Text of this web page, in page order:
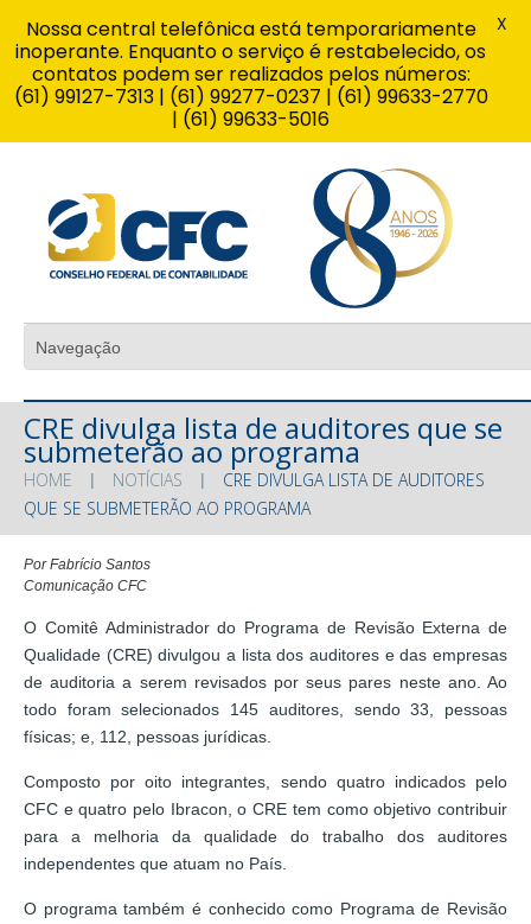
CRE divulga lista de auditores que se
submeterão ao programa
HOME NOTÍCIAS
CRE DIVULGA LISTA DE AUDITORES
QUE SE SUBMETERÃO AO PROGRAMA
Por Fabrício Santos
Comunicação CFC
O Comitê Administrador do Programa de Revisão Externa de
Qualidade (CRE) divulgou a lista dos auditores e das empresas
de auditoria a serem revisados por seus pares neste ano. Ao
todo foram selecionados 145 auditores, sendo 33, pessoas
físicas; e, 112, pessoas jurídicas.
Composto por oito integrantes, sendo quatro indicados pelo
CFC e quatro pelo Ibracon, o CRE tem como objetivo contribuir
para a melhoria da qualidade do trabalho dos auditores
independentes que atuam no País.
O programa também é conhecido como Programa de Revisão
Nossa central telefônica está temporariamente
inoperante. Enquanto o serviço é restabelecido, os
contatos podem ser realizados pelos números:
(61) 99127-7313 | (61) 99277-0237 | (61) 99633-2770
| (61) 99633-5016
X